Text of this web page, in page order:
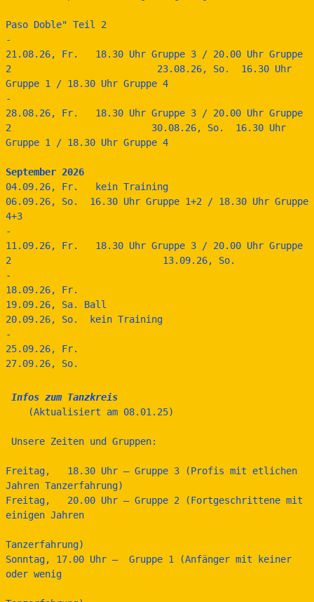
Paso Doble" Teil 2
-
21.08.26, Fr.   18.30 Uhr Gruppe 3 / 20.00 Uhr Gruppe
2                          23.08.26, So.  16.30 Uhr
Gruppe 1 / 18.30 Uhr Gruppe 4
-
28.08.26, Fr.   18.30 Uhr Gruppe 3 / 20.00 Uhr Gruppe
2                         30.08.26, So.  16.30 Uhr
Gruppe 1 / 18.30 Uhr Gruppe 4
September 2026
04.09.26, Fr.   kein Training
06.09.26, So.  16.30 Uhr Gruppe 1+2 / 18.30 Uhr Gruppe
4+3
-
11.09.26, Fr.   18.30 Uhr Gruppe 3 / 20.00 Uhr Gruppe
2                           13.09.26, So.
-
18.09.26, Fr.
19.09.26, Sa. Ball
20.09.26, So.  kein Training
-
25.09.26, Fr.
27.09.26, So.
Infos zum Tanzkreis
    (Aktualisiert am 08.01.25)
Unsere Zeiten und Gruppen:
Freitag,   18.30 Uhr – Gruppe 3 (Profis mit etlichen
Jahren Tanzerfahrung)
Freitag,   20.00 Uhr – Gruppe 2 (Fortgeschrittene mit
einigen Jahren
Tanzerfahrung)
Sonntag, 17.00 Uhr –  Gruppe 1 (Anfänger mit keiner
oder wenig